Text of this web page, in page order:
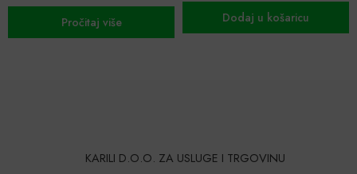
Pročitaj više Dodaj u košaricu
KARILI D.O.O. ZA USLUGE I TRGOVINU